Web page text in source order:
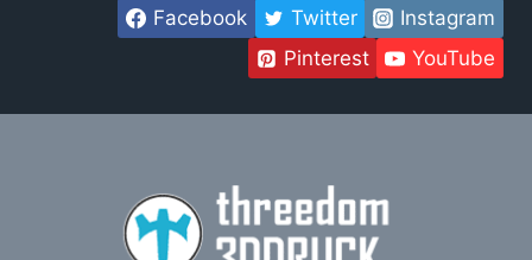
Facebook Twitter
Instagram
Pinterest
YouTube